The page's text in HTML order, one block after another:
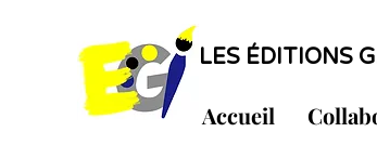
LES ÉDITIONS
Accueil